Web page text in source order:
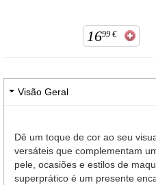
1699 €
Visão Geral
Dê um toque de cor ao seu
versáteis que complementam
pele, ocasiões e estilos de
superprático é um presente